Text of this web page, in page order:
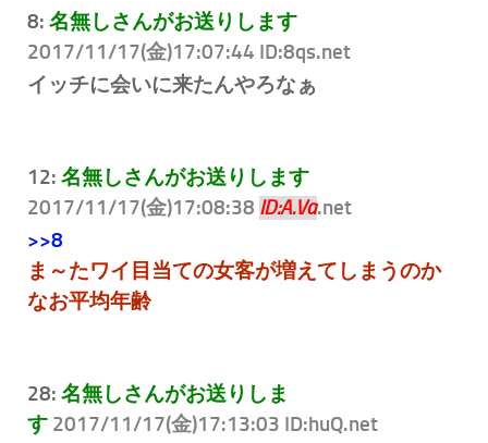
8: 名無しさんがお送りします
2017/11/17(金)17:07:44 ID:8qs.net
イッチに会いに来たんやろなぁ
12: 名無しさんがお送りします
2017/11/17(金)17:08:38 ID:A.Va.net
>>8
ま～たワイ目当ての女客が増えてしまうのか
なお平均年齢
28: 名無しさんがお送りしま
す 2017/11/17(金)17:13:03 ID:huQ.net